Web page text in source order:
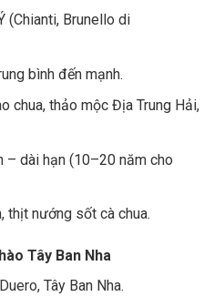
(Chianti, Brunello di
bình đến mạnh.
chua, thảo mộc Địa Trung Hải,
– dài hạn (10–20 năm cho
thịt nướng sốt cà chua.
Tây Ban Nha
Tây Ban Nha.